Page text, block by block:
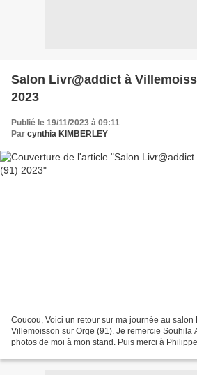
Salon Livr@addict à
2023
Publié le 19/11/2023 à 09:11
Par cynthia KIMBERLEY
Coucou, Voici un retour sur ma journée au salon
Villemoisson sur Orge (91). Je remercie Souhila
photos de moi à mon stand. Puis merci à